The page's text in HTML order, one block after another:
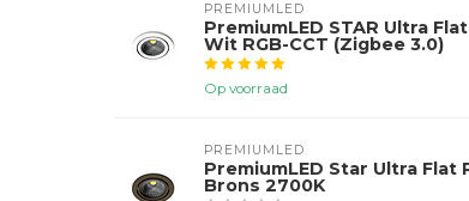
PREMIUMLED
PremiumLED STAR Ultra
Wit RGB-CCT (Zigbee 3.0)
Op voorraad
PREMIUMLED
PremiumLED Star Ultra Flat
Brons 2700K